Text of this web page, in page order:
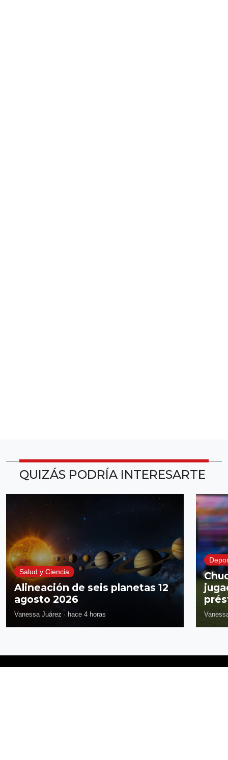
QUIZÁS PODRÍA INTERESARTE
Salud y Ciencia
Alineación de seis planetas 12
agosto 2026
Vanessa Juárez · hace 4 horas